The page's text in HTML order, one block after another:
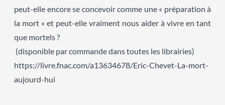
peut-elle encore se concevoir comme une « préparation à
la mort » et peut-elle vraiment nous aider à vivre en tant
que mortels ?
(disponible par commande dans toutes les librairies)
https://livre.fnac.com/a13634678/Eric-Chevet-La-mort-
aujourd-hui